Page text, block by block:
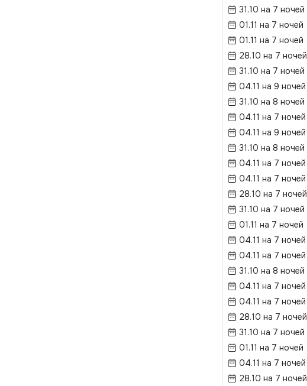
31.10 на 7 ночей
01.11 на 7 ночей
01.11 на 7 ночей
28.10 на 7 ночей
31.10 на 7 ночей
04.11 на 9 ночей
31.10 на 8 ночей
04.11 на 7 ночей
04.11 на 9 ночей
31.10 на 8 ночей
04.11 на 7 ночей
04.11 на 7 ночей
28.10 на 7 ночей
31.10 на 7 ночей
01.11 на 7 ночей
04.11 на 7 ночей
04.11 на 7 ночей
31.10 на 8 ночей
04.11 на 7 ночей
04.11 на 7 ночей
28.10 на 7 ночей
31.10 на 7 ночей
01.11 на 7 ночей
04.11 на 7 ночей
28.10 на 7 ночей